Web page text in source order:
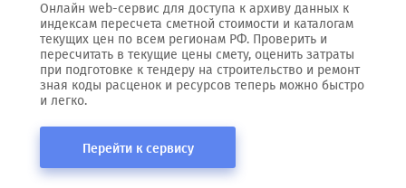
Онлайн web-сервис для доступа к архиву данных к
индексам пересчета сметной стоимости и каталогам
текущих цен по всем регионам РФ. Проверить и
пересчитать в текущие цены смету, оценить затраты
при подготовке к тендеру на строительство и ремонт
зная коды расценок и ресурсов теперь можно быстро
и легко.
Перейти к сервису